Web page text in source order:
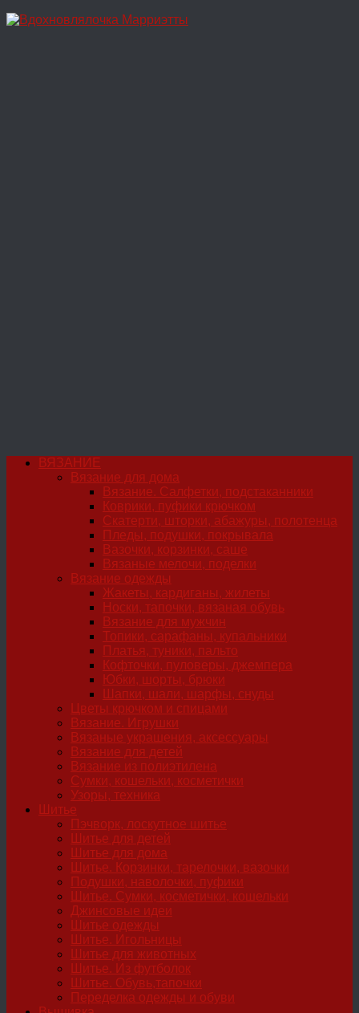
Перейти
ВЯЗАНИЕ
Вязание для дома
Вязание. Салфетки, подстаканники
Коврики, пуфики крючком
Скатерти, шторки, абажуры, полотенца
Пледы, подушки, покрывала
Вазочки, корзинки, саше
Вязаные мелочи, поделки
Вязание одежды
Жакеты, кардиганы, жилеты
Носки, тапочки, вязаная обувь
Вязание для мужчин
Топики, сарафаны, купальники
Платья, туники, пальто
Кофточки, пуловеры, джемпера
Юбки, шорты, брюки
Шапки, шали, шарфы, снуды
Цветы крючком и спицами
Вязание. Игрушки
Вязаные украшения, аксессуары
Вязание для детей
Вязание из полиэтилена
Сумки, кошельки, косметички
Узоры, техника
Шитье
Пэчворк, лоскутное шитье
Шитье для детей
Шитье для дома
Шитье. Корзинки, тарелочки, вазочки
Подушки, наволочки, пуфики
Шитье. Сумки, косметички, кошельки
Джинсовые идеи
Шитье одежды
Шитье. Игольницы
Шитье для животных
Шитье. Из футболок
Шитье. Обувь,тапочки
Переделка одежды и обуви